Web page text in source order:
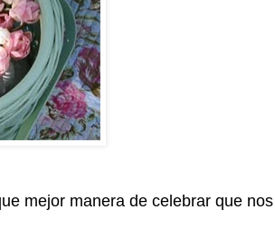
mejor manera de celebrar que nos